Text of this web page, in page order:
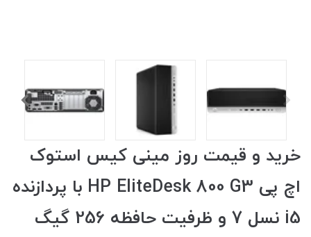
خرید و قیمت روز مینی کیس استوک
اچ پی HP EliteDesk 800 G3 با پردازنده
i5 نسل 7 و ظرفیت حافظه 256 گیگ